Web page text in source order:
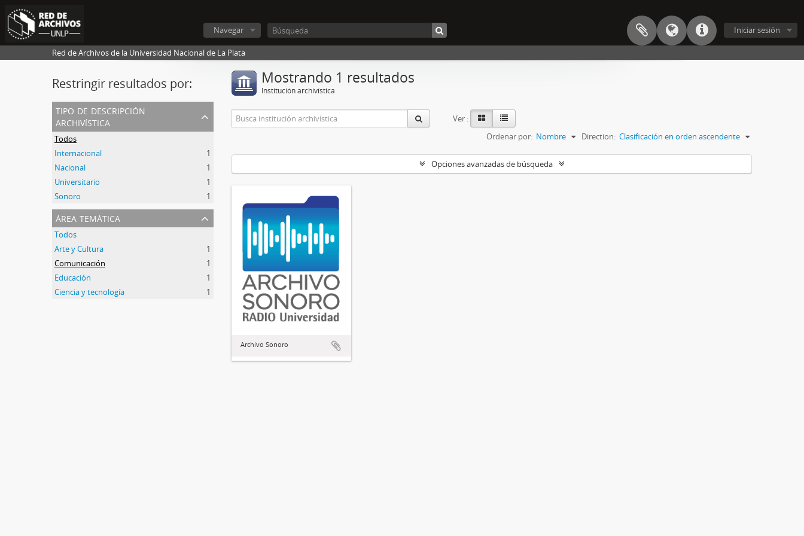
Iniciar sesión
Navegar
Red de Archivos de la Universidad Nacional de La Plata
Restringir resultados por:
tipo de descripción
archivística
Todos
Internacional
1
Nacional
1
Universitario
1
Sonoro
1
área temática
Todos
Arte y Cultura
1
Comunicación
1
Educación
1
Ciencia y tecnología
1
Mostrando 1 resultados
Institución archivística
Ver :
Ordenar por: Nombre Direction: Clasificación en orden ascendente
Opciones avanzadas de búsqueda
Archivo Sonoro